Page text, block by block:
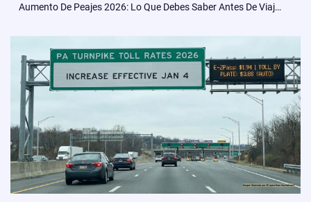
Aumento De Peajes 2026: Lo Que Debes Saber Antes De Viajar Por La PA Turnpike